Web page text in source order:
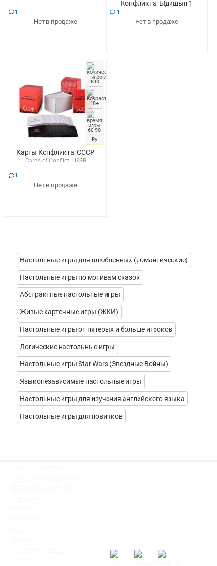
Настольные игры для влюбленных (романтические)
Настольные игры по мотивам сказок
Абстрактные настольные игры
Живые карточные игры (ЖКИ)
Настольные игры от пятерых и больше игроков
Логические настольные игры
Настольные игры Star Wars (Звездные Войны)
Языконезависимые настольные игры
Настольные игры для изучения английского языка
Настольные игры для новичков
1
Нет в продаже
Конфликта: Ыдишын 1
1
Нет в продаже
Карты Конфликта: СССР
Cards of Сonflict: USSR
4-30
18+
60-90
Ру
1
Нет в продаже